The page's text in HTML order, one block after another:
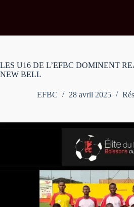
LES U16 DE L’EFBC DOMINENT
NEW BELL
EFBC 28 avril 2025